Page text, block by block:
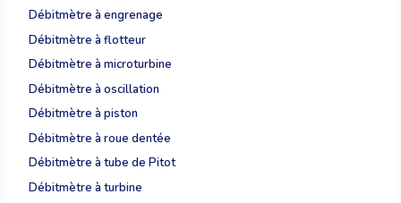
Débitmètre à engrenage
Débitmètre à flotteur
Débitmètre à microturbine
Débitmètre à oscillation
Débitmètre à piston
Débitmètre à roue dentée
Débitmètre à tube de Pitot
Débitmètre à turbine